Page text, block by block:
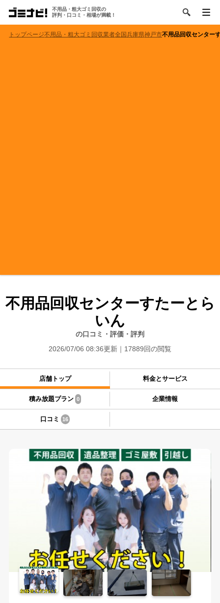
不用品・粗大ゴミ回収の
評判・口コミ・相場が満載！
トップページ不用品・粗大ゴミ回収業者全国兵庫県神戸市不用品回収センター
不用品回収センターすたーとら
いん
の口コミ・評価・評判
2026/07/06 08:36更新
17889回の閲覧
店舗トップ 料金とサービス
積み放題プラン 0 企業情報
口コミ 16